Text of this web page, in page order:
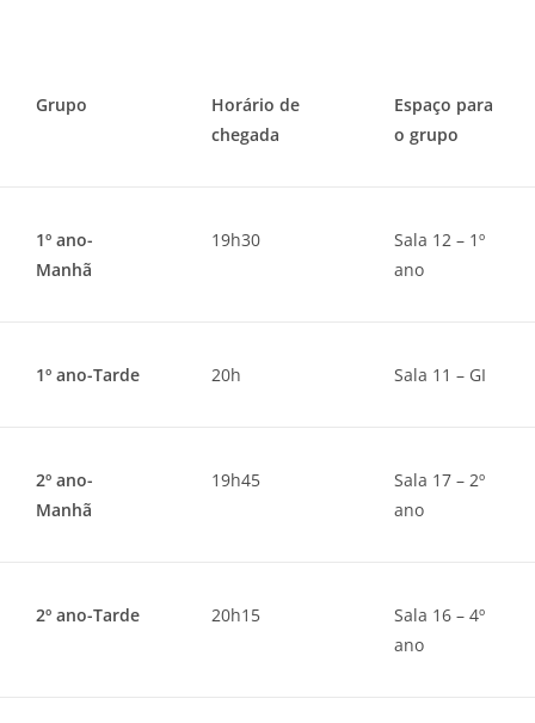
Grupo
Horário de
chegada
Espaço para
o grupo
1º ano-
Manhã
19h30
Sala 12 – 1º
ano
1º ano-Tarde 20h Sala 11 – GI
2º ano-
Manhã
19h45
Sala 17 – 2º
ano
2º ano-Tarde 20h15
Sala 16 – 4º
ano